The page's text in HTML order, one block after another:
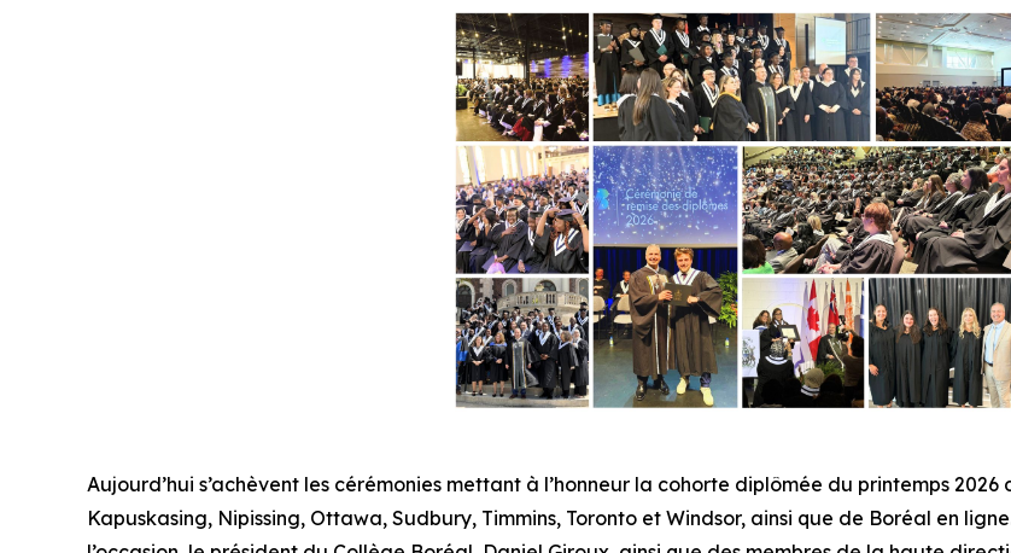
Aujourd’hui s’achèvent les cérémonies mettant à l’honneur la cohorte diplômée du printemps
Kapuskasing, Nipissing, Ottawa, Sudbury, Timmins, Toronto et Windsor, ainsi que de Boréal en